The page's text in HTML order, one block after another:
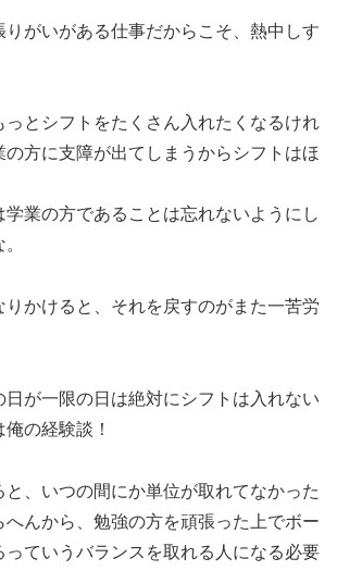
りがいがある仕事だからこそ、熱中しす
っとシフトをたくさん入れたくなるけれ
の方に支障が出てしまうからシフトはほ
学業の方であることは忘れないようにし
りかけると、それを戻すのがまた一苦労
日が一限の日は絶対にシフトは入れない
の経験談！
、いつの間にか単位が取れてなかった
へんから、勉強の方を頑張った上でボー
っていうバランスを取れる人になる必要